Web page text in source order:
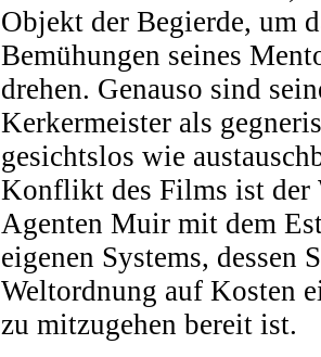
Objekt der Begierde, um
Bemühungen seines
drehen. Genauso sind
Kerkermeister als
gesichtslos wie
Konflikt des Films ist der
Agenten Muir mit dem
eigenen Systems, dessen
Weltordnung auf Kosten
zu mitzugehen bereit ist.